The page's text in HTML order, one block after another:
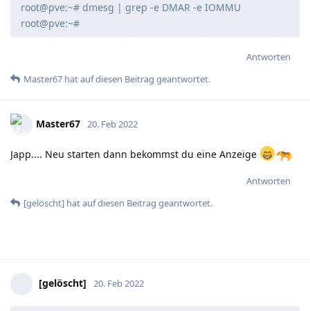
root@pve:~# dmesg | grep -e DMAR -e IOMMU
root@pve:~#
Antworten
Master67 hatauf diesen Beitrag geantwortet.
Master67 20. Feb 2022
Japp.... Neu starten dann bekommst du eine Anzeige
Antworten
[gelöscht] hatauf diesen Beitrag geantwortet.
[gelöscht] 20. Feb 2022